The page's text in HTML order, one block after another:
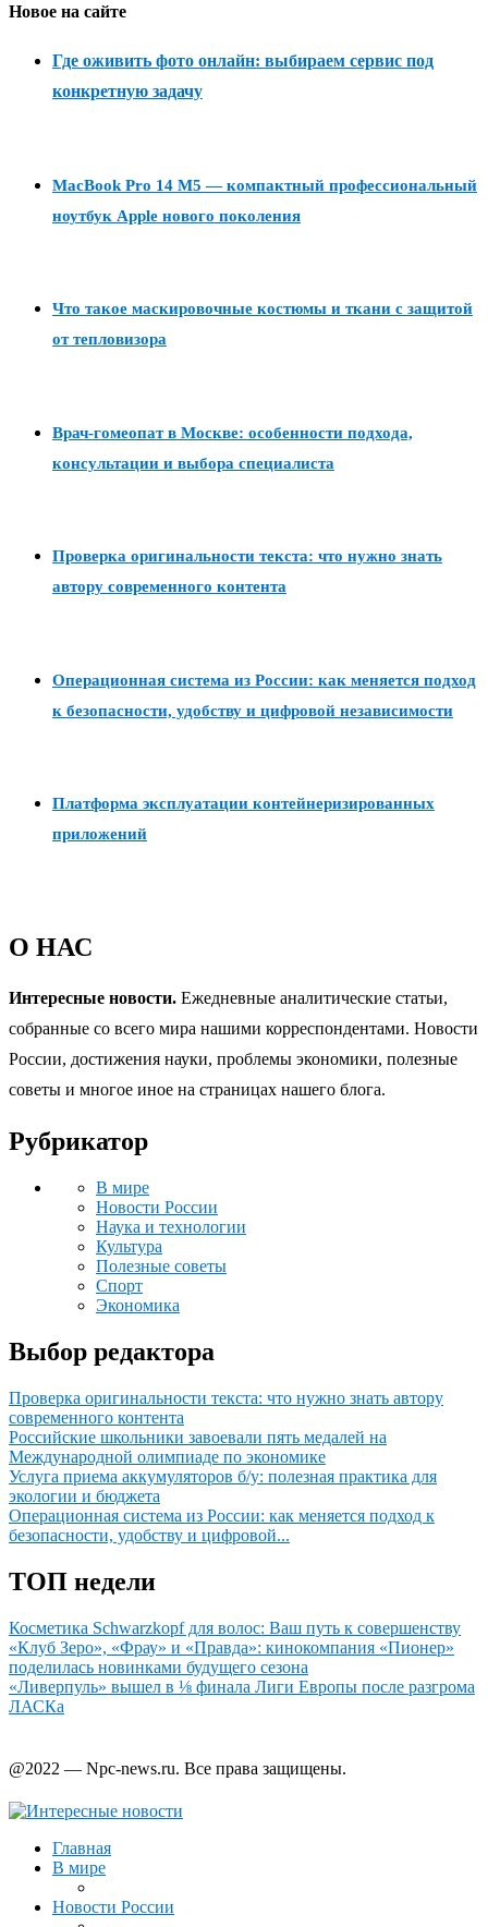
Новое на сайте
Где оживить фото онлайн: выбираем сервис под
конкретную задачу
MacBook Pro 14 M5 — компактный профессиональный
ноутбук Apple нового поколения
Что такое маскировочные костюмы и ткани с защитой
от тепловизора
Врач-гомеопат в Москве: особенности подхода,
консультации и выбора специалиста
Проверка оригинальности текста: что нужно знать
автору современного контента
Операционная система из России: как меняется подход
к безопасности, удобству и цифровой независимости
Платформа эксплуатации контейнеризированных
приложений
О НАС
Интересные новости. Ежедневные аналитические статьи,
собранные со всего мира нашими корреспондентами. Новости
России, достижения науки, проблемы экономики, полезные
советы и многое иное на страницах нашего блога.
Рубрикатор
В мире
Новости России
Наука и технологии
Культура
Полезные советы
Спорт
Экономика
Выбор редактора
Проверка оригинальности текста: что нужно знать автору
современного контента
Российские школьники завоевали пять медалей на
Международной олимпиаде по экономике
Услуга приема аккумуляторов б/у: полезная практика для
экологии и бюджета
Операционная система из России: как меняется подход к
безопасности, удобству и цифровой...
ТОП недели
Косметика Schwarzkopf для волос: Ваш путь к совершенству
«Клуб Зеро», «Фрау» и «Правда»: кинокомпания «Пионер»
поделилась новинками будущего сезона
«Ливерпуль» вышел в ⅛ финала Лиги Европы после разгрома
ЛАСКа
@2022 — Npc-news.ru. Все права защищены.
Главная
В мире
Новости России